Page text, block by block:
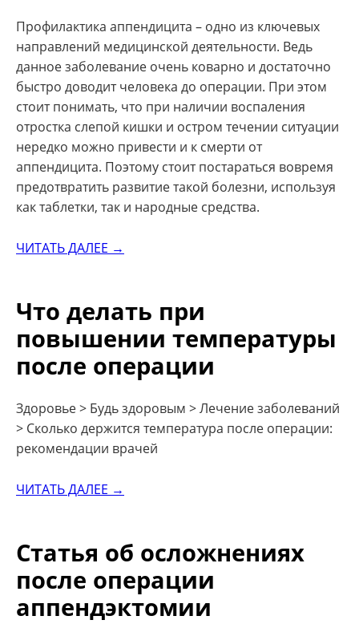
Профилактика аппендицита – одно из ключевых
направлений медицинской деятельности. Ведь
данное заболевание очень коварно и достаточно
быстро доводит человека до операции. При этом
стоит понимать, что при наличии воспаления
отростка слепой кишки и остром течении ситуации
нередко можно привести и к смерти от
аппендицита. Поэтому стоит постараться вовремя
предотвратить развитие такой болезни, используя
как таблетки, так и народные средства.
ЧИТАТЬ ДАЛЕЕ →
Что делать при
повышении температуры
после операции
Здоровье > Будь здоровым > Лечение заболеваний
> Сколько держится температура после операции:
рекомендации врачей
ЧИТАТЬ ДАЛЕЕ →
Статья об осложнениях
после операции
аппендэктомии